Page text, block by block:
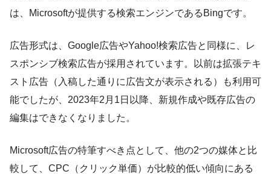
は、Microsoftが提供する検索エンジンであるBingです。
広告形式は、Google広告やYahoo!検索広告と同様に、レ
スポンシブ検索広告が採用されています。以前は拡張テキ
スト広告（入稿した通りに広告文が表示される）も利用可
能でしたが、2023年2月1日以降、新規作成や既存広告の
編集はできなくなりました。
Microsoft広告の特筆すべき点として、他の2つの媒体と比
較して、CPC（クリック単価）が比較的低い傾向にある